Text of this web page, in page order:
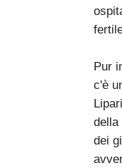
Pur
c'è
della
dei